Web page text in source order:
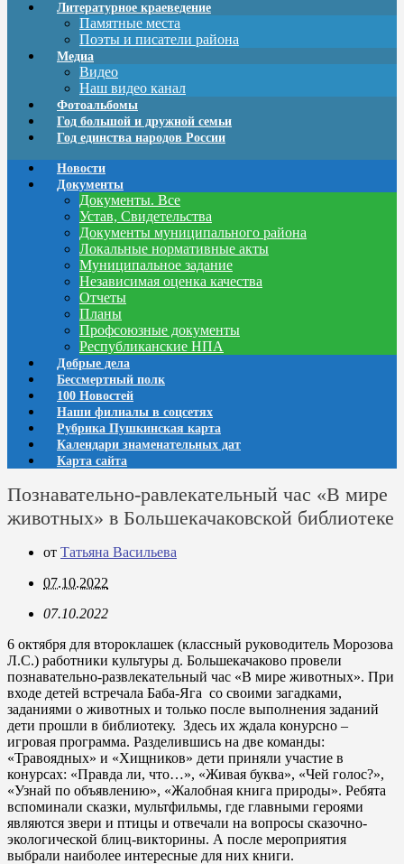
Литературное краеведение
Памятные места
Поэты и писатели района
Медиа
Видео
Наш видео канал
Фотоальбомы
Год большой и дружной семьи
Год единства народов России
Новости
Документы
Документы. Все
Устав, Свидетельства
Документы муниципального района
Локальные нормативные акты
Муниципальное задание
Независимая оценка качества
Отчеты
Планы
Профсоюзные документы
Республиканские НПА
Добрые дела
Бессмертный полк
100 Новостей
Наши филиалы в соцсетях
Рубрика Пушкинская карта
Календари знаменательных дат
Карта сайта
Познавательно-равлекательный час «В мире
животных» в Большекачаковской библиотеке
от Татьяна Васильева
07.10.2022
07.10.2022
6 октября для второклашек (классный руководитель Морозова
Л.С.) работники культуры д. Большекачаково провели
познавательно-развлекательный час «В мире животных». При
входе детей встречала Баба-Яга со своими загадками,
заданиями о животных и только после выполнения заданий
дети прошли в библиотеку. Здесь их ждала конурсно –
игровая программа. Разделившись на две команды:
«Травоядных» и «Хищников» дети приняли участие в
конурсах: «Правда ли, что…», «Живая буква», «Чей голос?»,
«Узнай по объявлению», «Жалобная книга природы». Ребята
вспоминали сказки, мультфильмы, где главными героями
являются звери и птицы и отвечали на вопросы сказочно-
экологической блиц-викторины. А после мероприятия
выбрали наиболее интересные для них книги.